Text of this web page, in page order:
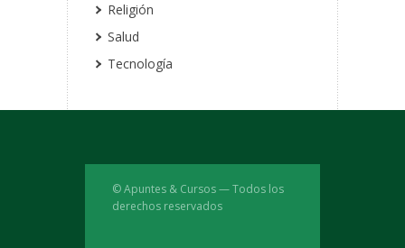
Religión
Salud
Tecnología
© Apuntes & Cursos — Todos los
derechos reservados